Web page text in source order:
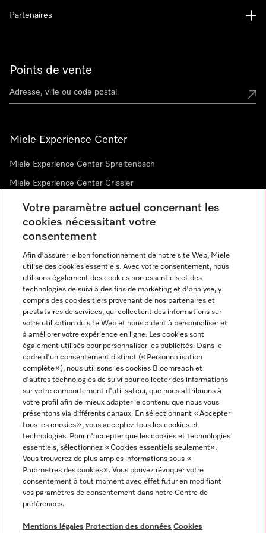
Points de vente
Miele Experience Center
Miele Experience Center Spreitenbach
Miele Experience Center Crissier
Newsletter
Langue
FRANÇAIS
Partenaires
Mentions légales
CGV
Protection des données
Miele sur Youtube
Votre paramètre actuel concernant les
cookies nécessitant votre
consentement
Afin d'assurer le bon fonctionnement de notre site Web, Miele
utilise des cookies essentiels. Avec votre consentement, nous
utilisons également des cookies non essentiels et des
technologies de suivi à des fins de marketing et d'analyse, y
compris des cookies tiers provenant de nos partenaires et
prestataires de services, qui collectent des informations sur
votre utilisation du site Web et nous aident à personnaliser et
à améliorer votre expérience en ligne. Les cookies sont
également utilisés pour personnaliser les publicités. Dans le
cadre d'un consentement distinct (« Personnalisation
complète »), nous utilisons les cookies Bloomreach et
d'autres technologies de suivi pour collecter des informations
sur votre comportement d'utilisateur, que nous attribuons à
votre profil afin de mieux adapter le contenu que nous vous
présentons via différents canaux. En sélectionnant « Accepter
tous les cookies », vous acceptez tous les cookies et
technologies. Pour n'accepter que les cookies et technologies
essentiels, sélectionnez « Cookies essentiels seulement».
Vous trouverez de plus amples informations sous «
Paramètres des cookies ». Vous pouvez révoquer votre
consentement à tout moment avec effet futur en modifiant
vos paramètres de consentement dans notre Centre de
préférences.
Mentions légales Protection des données Cookies